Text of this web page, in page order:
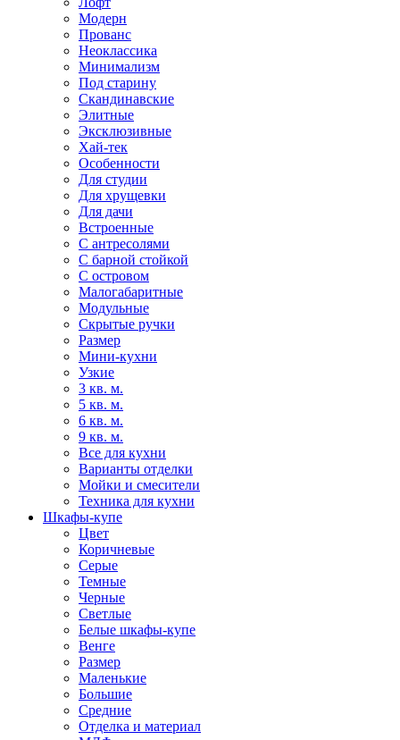
Модерн
Прованс
Неоклассика
Минимализм
Под старину
Скандинавские
Элитные
Эксклюзивные
Хай-тек
Особенности
Для студии
Для хрущевки
Для дачи
Встроенные
С антресолями
С барной стойкой
С островом
Малогабаритные
Модульные
Скрытые ручки
Размер
Мини-кухни
Узкие
3 кв. м.
5 кв. м.
6 кв. м.
9 кв. м.
Все для кухни
Варианты отделки
Мойки и смесители
Техника для кухни
Шкафы-купе
Цвет
Коричневые
Серые
Темные
Черные
Светлые
Белые шкафы-купе
Венге
Размер
Маленькие
Большие
Средние
Отделка и материал